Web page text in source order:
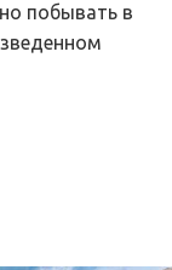
побывать в